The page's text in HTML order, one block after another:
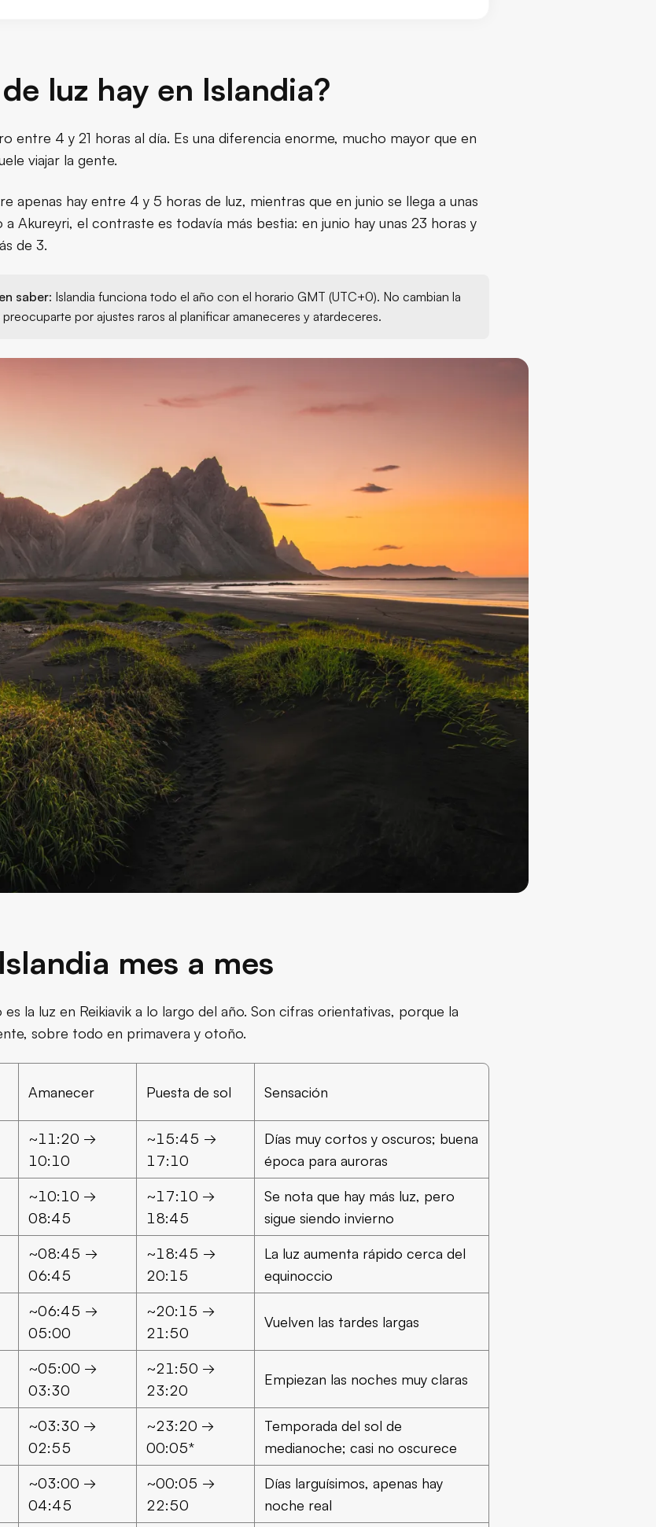
luz hay en Islandia?
entre 4 y 21 horas al día. Es una diferencia enorme, mucho mayor que en
viajar la gente.
apenas hay entre 4 y 5 horas de luz, mientras que en junio se llega a unas
Akureyri, el contraste es todavía más bestia: en junio hay unas 23 horas y
de 3.
saber: Islandia funciona todo el año con el horario GMT (UTC+0). No cambian la
por ajustes raros al planificar amaneceres y atardeceres.
mes a mes
la luz en Reikiavik a lo largo del año. Son cifras orientativas, porque la
sobre todo en primavera y otoño.
Amanecer Puesta de sol Sensación
~11:20 →
10:10
~15:45 →
17:10
Días muy cortos y oscuros; buena
época para auroras
~10:10 →
08:45
~17:10 →
18:45
Se nota que hay más luz, pero
sigue siendo invierno
~08:45 →
06:45
~18:45 →
20:15
La luz aumenta rápido cerca del
equinoccio
~06:45 →
05:00
~20:15 →
21:50
Vuelven las tardes largas
~05:00 →
03:30
~21:50 →
23:20
Empiezan las noches muy claras
~03:30 →
02:55
~23:20 →
00:05*
Temporada del sol de
medianoche; casi no oscurece
~03:00 →
04:45
~00:05 →
22:50
Días larguísimos, apenas hay
noche real